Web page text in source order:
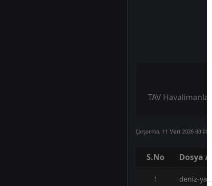
TAV
Çarşamba, 11 Mart 2026 00:00
S.No Dosya Adı
1 deniz-